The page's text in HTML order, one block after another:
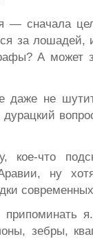
сначала
за лошадей,
А может
даже не
дурацкий
кое-что
ну
зебры,